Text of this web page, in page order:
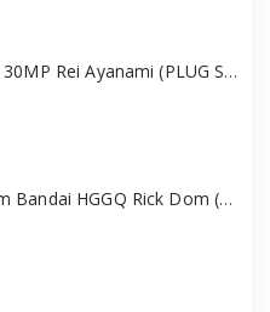
Mô hình Bandai 30MP Rei Ayanami (PLUG SUIT Ver.) – Evangelion [GDB] [30MP]
Mô hình Gundam Bandai HGGQ Rick Dom (Gaia / Ortega) 1/144 [GDB] [BHG]